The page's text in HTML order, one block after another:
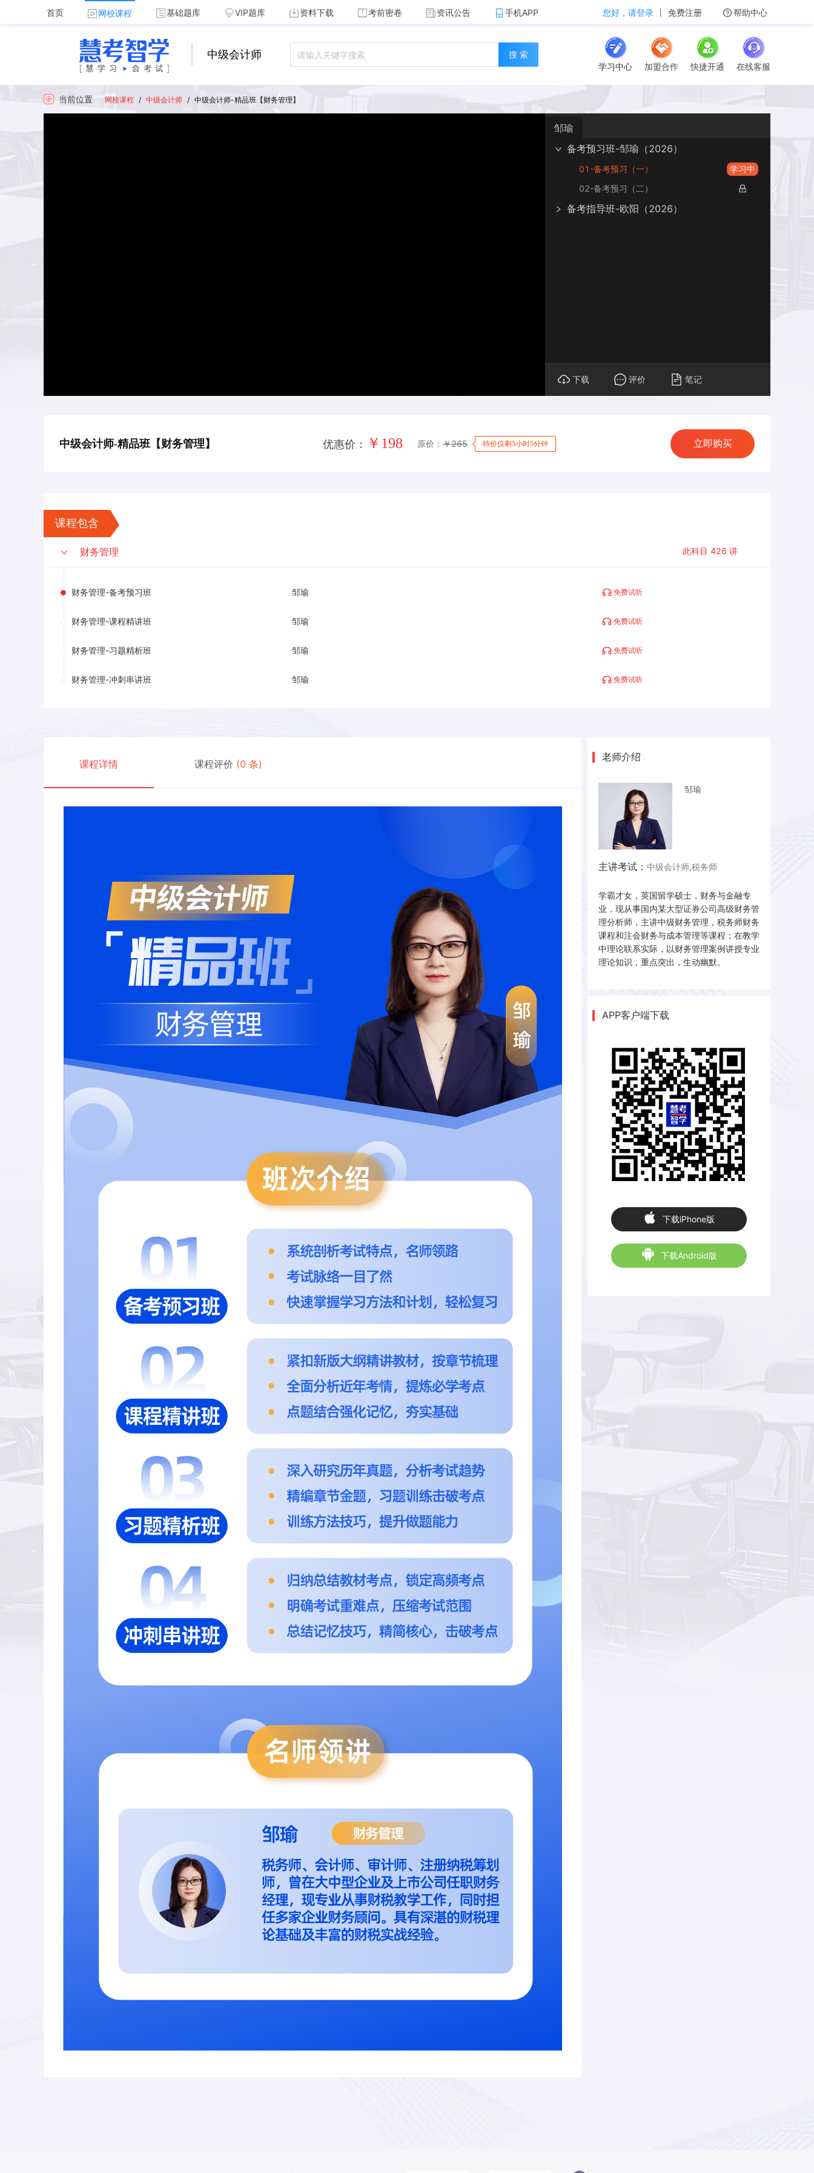
首页 网校课程 基础题库 VIP题库 资料下载 考前密卷 资讯公告 手机APP 您好，请登录 丨 免费注册 帮助中心
中级会计师
搜 索
学习中心
加盟合作 快捷开通 在线客服
当前位置 网校课程 / 中级会计师 / 中级会计师-精品班【财务管理】
邹瑜
备考预习班-邹瑜（2026）
01-备考预习（一）
学习中
02-备考预习（二）
备考指导班-欧阳（2026）
下载 评价 笔记
中级会计师-精品班【财务管理】 优惠价： ￥ 198 原价： ￥265 特价仅剩5小时5分钟 立即购买
课程包含
财务管理 此科目 426 讲
财务管理-备考预习班 邹瑜 免费试听
财务管理-课程精讲班 邹瑜 免费试听
财务管理-习题精析班 邹瑜 免费试听
财务管理-冲刺串讲班 邹瑜 免费试听
课程详情 课程评价 (0 条)
老师介绍
邹瑜
主讲考试： 中级会计师,税务师
学霸才女，英国留学硕士，财务与金融专
业，现从事国内某大型证券公司高级财务管
理分析师，主讲中级财务管理，税务师财务
课程和注会财务与成本管理等课程；在教学
中理论联系实际，以财务管理案例讲授专业
理论知识，重点突出，生动幽默。
APP客户端下载
下载iPhone版
下载Android版